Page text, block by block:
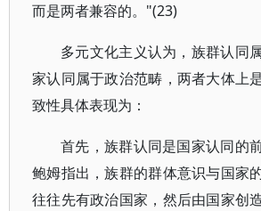
而是两者兼容的。"(23)
多元文化主义认为，族群认同
家认同属于政治范畴，两者大体上
致性具体表现为：
首先，族群认同是国家认同的
鲍姆指出，族群的群体意识与国家
往往先有政治国家，然后由国家创